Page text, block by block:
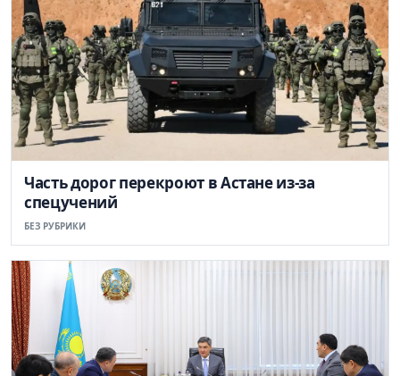
Часть дорог перекроют в Астане из-за
спецучений
БЕЗ РУБРИКИ